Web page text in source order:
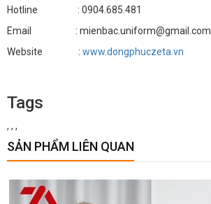
Hotline : 0904.685.481
Email : mienbac.uniform@gmail.com
Website : www.dongphuczeta.vn
Tags
, , ,
SẢN PHẨM LIÊN QUAN